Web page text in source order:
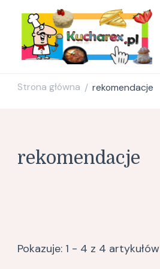
Strona główna / rekomendacje
rekomendacje
Pokazuje: 1 - 4 z 4 artykułów